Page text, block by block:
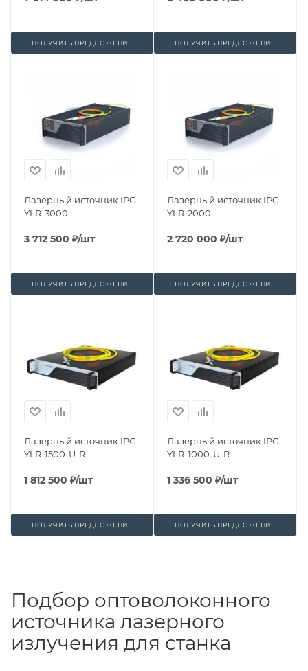
ПОЛУЧИТЬ ПРЕДЛОЖЕНИЕ ПОЛУЧИТЬ ПРЕДЛОЖЕНИЕ
Лазерный источник IPG
YLR-3000
3 712 500 ₽/шт
ПОЛУЧИТЬ ПРЕДЛОЖЕНИЕ
Лазерный источник IPG
YLR-2000
2 720 000 ₽/шт
ПОЛУЧИТЬ ПРЕДЛОЖЕНИЕ
Лазерный источник IPG
YLR-1500-U-R
1 812 500 ₽/шт
ПОЛУЧИТЬ ПРЕДЛОЖЕНИЕ
Лазерный источник IPG
YLR-1000-U-R
1 336 500 ₽/шт
ПОЛУЧИТЬ ПРЕДЛОЖЕНИЕ
Подбор оптоволоконного
источника лазерного
излучения для станка